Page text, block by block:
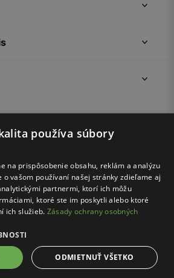
© Wojas 2026
používa súbory
na prispôsobenie obsahu, reklám a analýzu
vašom používaní našej stránky zdieľame aj
partnermi, ktorí ich môžu
ktoré ste im poskytli alebo ktoré
ich služieb. Zásady ochrany osobných
ODMIETNUŤ VŠETKO